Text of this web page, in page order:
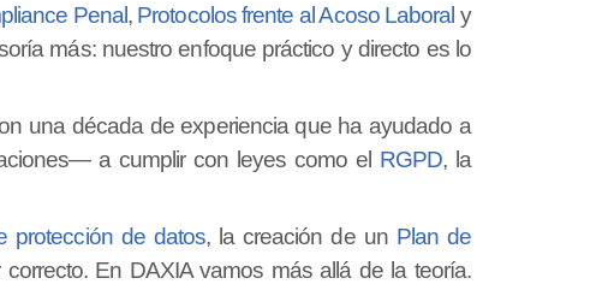
Penal, Protocolos frente al Acoso Laboral y
más: nuestro enfoque práctico y directo es lo
una década de experiencia que ha ayudado a
a cumplir con leyes como el RGPD, la
protección de datos, la creación de un Plan de
En DAXIA vamos más allá de la teoría.